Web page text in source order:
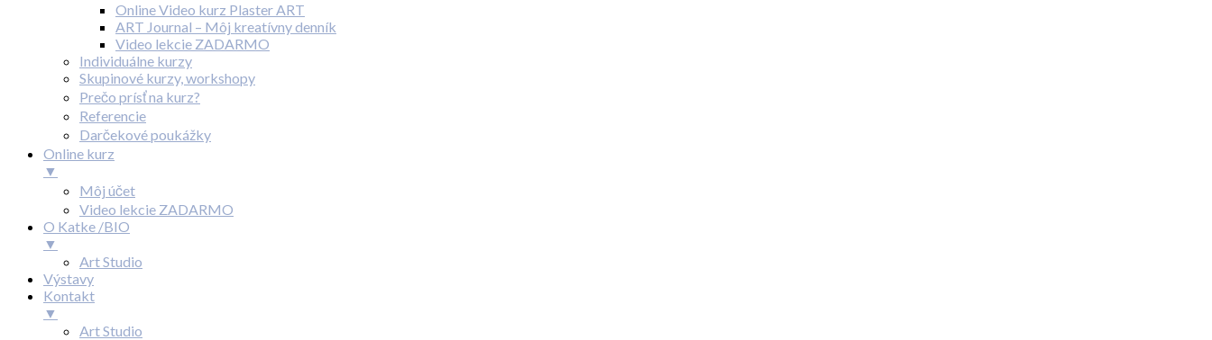
Online Video kurz Plaster ART
ART Journal – Môj kreatívny denník
Video lekcie ZADARMO
Individuálne kurzy
Skupinové kurzy, workshopy
Prečo prísť na kurz?
Referencie
Darčekové poukážky
Online kurz
▼
Môj účet
Video lekcie ZADARMO
O Katke /BIO
▼
Art Studio
Výstavy
Kontakt
▼
Art Studio